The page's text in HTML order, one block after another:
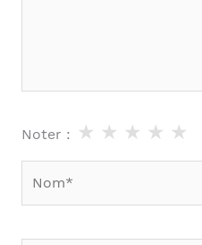
Noter : ★
★
★
★
★